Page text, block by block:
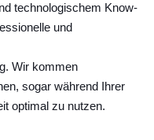
technologischem Know-
und
Wir kommen
sogar während Ihrer
optimal zu nutzen.